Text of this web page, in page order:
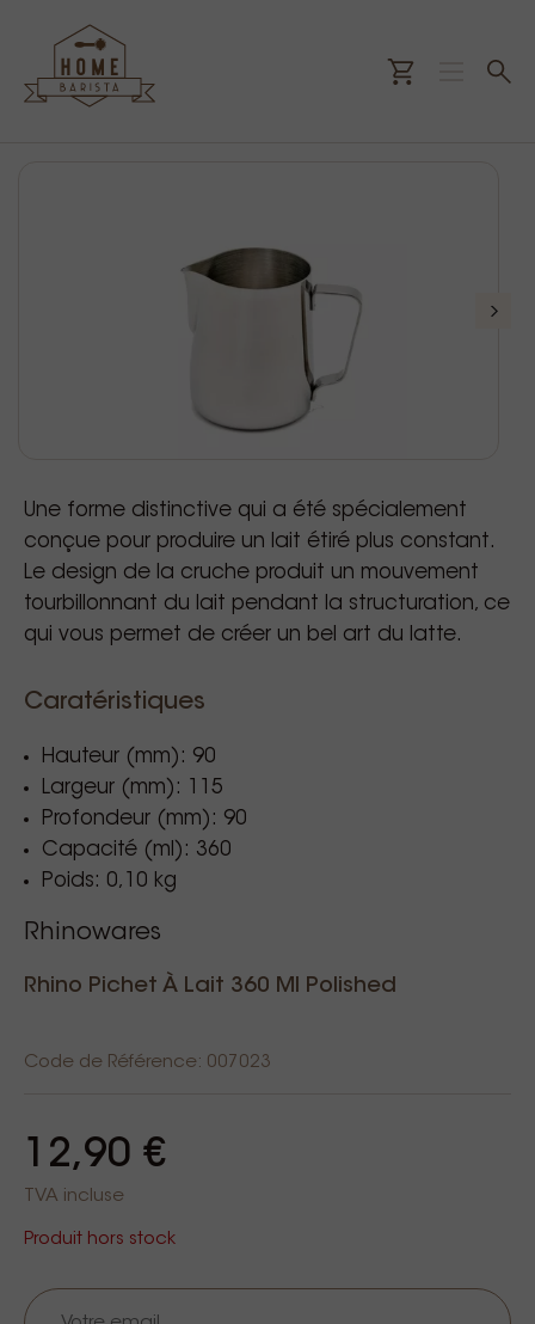
Une forme distinctive qui a été spécialement
conçue pour produire un lait étiré plus constant.
Le design de la cruche produit un mouvement
tourbillonnant du lait pendant la structuration, ce
qui vous permet de créer un bel art du latte.
Caratéristiques
Hauteur (mm): 90
Largeur (mm): 115
Profondeur (mm): 90
Capacité (ml): 360
Poids: 0,10 kg
Rhinowares
Rhino Pichet À Lait 360 Ml Polished
Code de Référence: 007023
12,90 €
TVA incluse
Produit hors stock